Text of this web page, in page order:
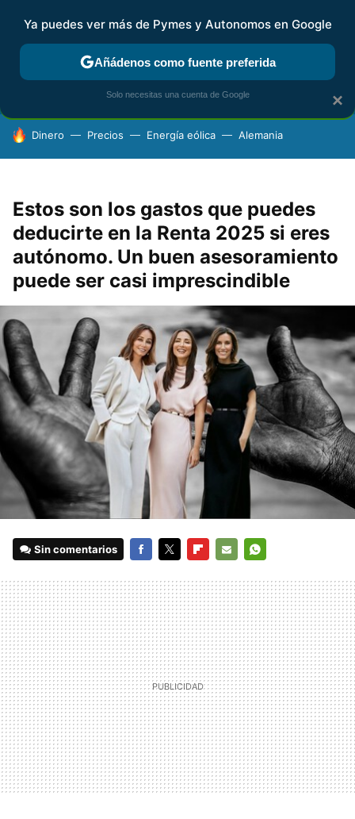
FISCALIDAD Y CONTABILIDAD KIT DIGITAL RENTA
HOY SE HABLA DE
Dinero Precios Energía eólica Alemania
Estos son los gastos que puedes
deducirte en la Renta 2025 si eres
autónomo. Un buen asesoramiento
puede ser casi imprescindible
Sin comentarios
MAIL
×
Ya puedes ver más de Pymes y Autonomos en Google
Añádenos como fuente preferida
Solo necesitas una cuenta de Google